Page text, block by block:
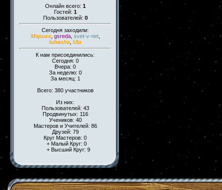
Онлайн всего: 1
Гостей: 1
Пользователей: 0
Сегодня заходили:
Мэрика, gsreda, svet-v-net,
lubasha Ula
К нам присоединились:
Сегодня: 0
Вчера: 0
За неделю: 0
За месяц: 1
Всего: 380 участников
Из них:
Пользователей: 43
Продвинутых: 116
Учеников: 40
Мастеров и Учителей: 86
Друзей: 79
Круг Мастеров: 0
+ Малый Круг: 0
+ Высший Круг: 9